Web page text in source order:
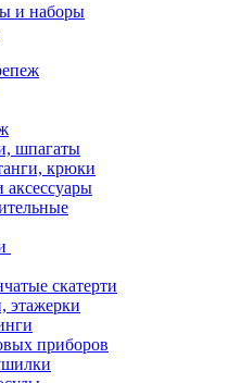
и наборы
шпагаты
крюки
скатерти
этажерки
приборов